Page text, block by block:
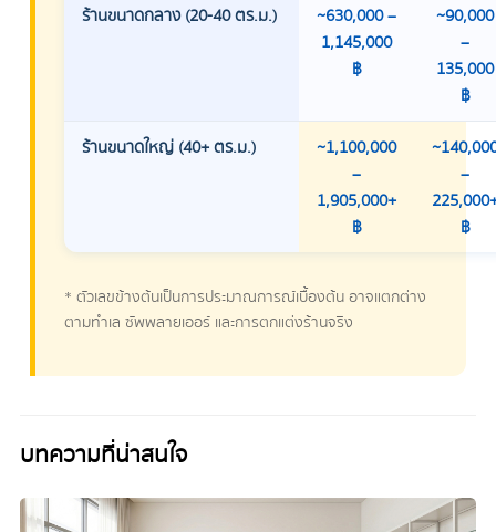
ร้านขนาดกลาง (20-40 ตร.ม.)
~630,000 –
1,145,000
฿
~90,000
–
135,000
฿
ร้านขนาดใหญ่ (40+ ตร.ม.)
~1,100,000
–
1,905,000+
฿
–
฿
* ตัวเลขข้างต้นเป็นการประมาณการณ์เบื้องต้น อาจแตกต่าง
ตามทำเล ซัพพลายเออร์ และการตกแต่งร้านจริง
บทความที่น่าสนใจ